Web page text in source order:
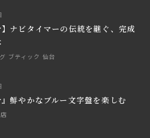
】ナビタイマーの伝統を継ぐ、完成
ブティック 仙台
』鮮やかなブルー文字盤を楽しむ